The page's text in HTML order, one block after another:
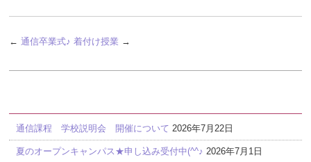
← 通信卒業式♪ 着付け授業 →
通信課程 学校説明会 開催について 2026年7月22日
夏のオープンキャンパス★申し込み受付中(^^♪ 2026年7月1日